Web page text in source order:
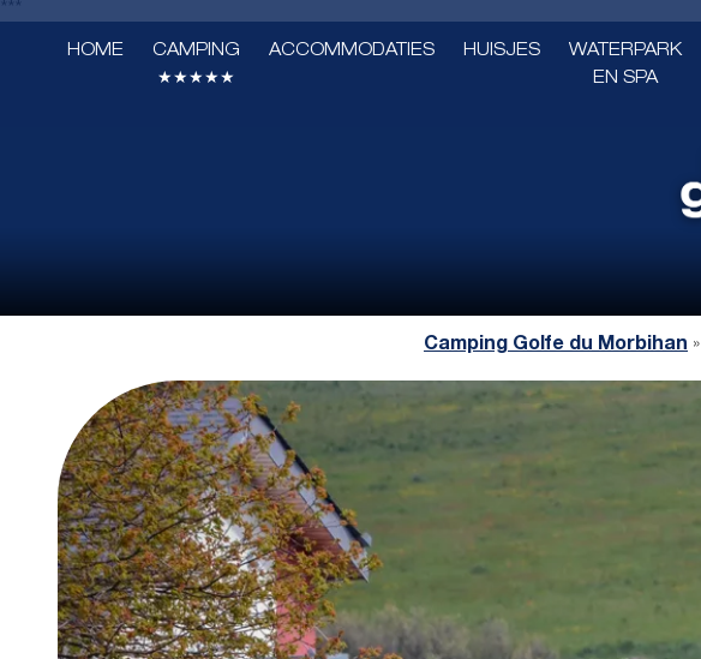
HOME
CAMPING
★★★★★
ACCOMMODATIES HUISJES
WATERPARK
EN SPA
Camping Golfe du Morbihan »